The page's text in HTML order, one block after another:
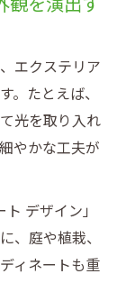
観を演出す
エクステリア
。たとえば、
光を取り入れ
やかな工夫が
デザイン」
、庭や植栽、
ィネートも重